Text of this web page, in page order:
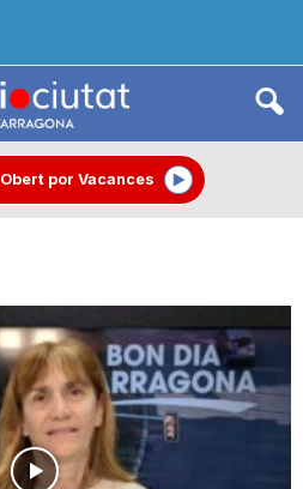
Obert por Vacances